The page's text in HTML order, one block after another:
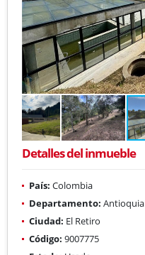
Detalles del inmueble
País: Colombia
Departamento: Antioquia
Ciudad: El Retiro
Código: 9007775